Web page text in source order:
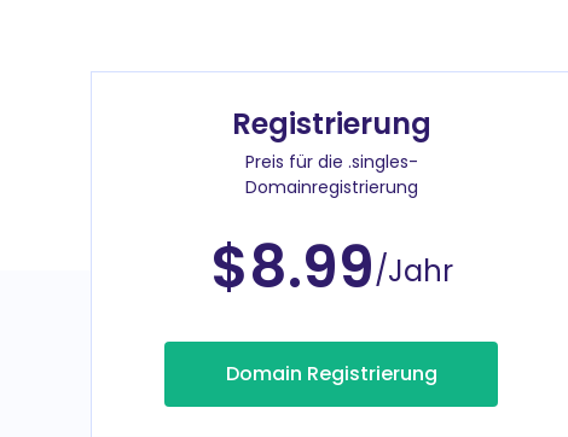
Registrierung
Preis für die .singles-
Domainregistrierung
$8.99/Jahr
Domain Registrierung